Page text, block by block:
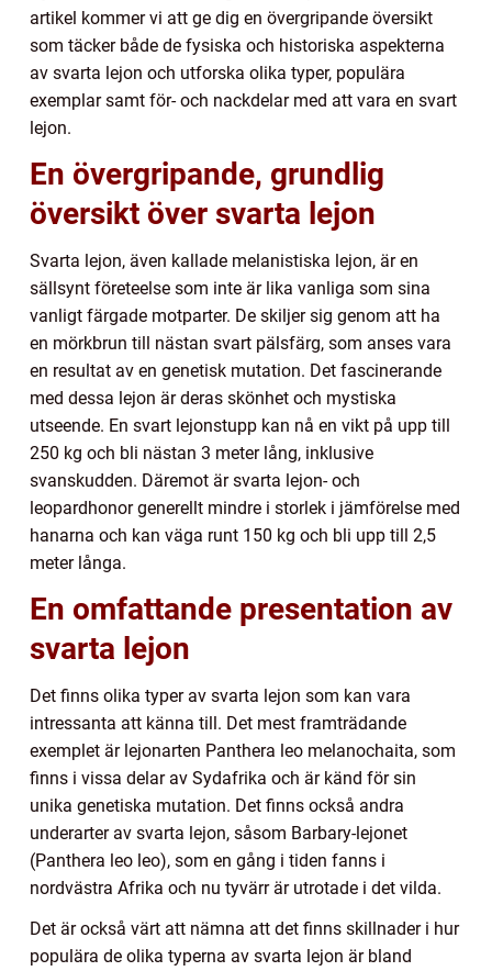
artikel kommer vi att ge dig en övergripande översikt
som täcker både de fysiska och historiska aspekterna
av svarta lejon och utforska olika typer, populära
exemplar samt för- och nackdelar med att vara en svart
lejon.
En övergripande, grundlig
översikt över svarta lejon
Svarta lejon, även kallade melanistiska lejon, är en
sällsynt företeelse som inte är lika vanliga som sina
vanligt färgade motparter. De skiljer sig genom att ha
en mörkbrun till nästan svart pälsfärg, som anses vara
en resultat av en genetisk mutation. Det fascinerande
med dessa lejon är deras skönhet och mystiska
utseende. En svart lejonstupp kan nå en vikt på upp till
250 kg och bli nästan 3 meter lång, inklusive
svanskudden. Däremot är svarta lejon- och
leopardhonor generellt mindre i storlek i jämförelse med
hanarna och kan väga runt 150 kg och bli upp till 2,5
meter långa.
En omfattande presentation av
svarta lejon
Det finns olika typer av svarta lejon som kan vara
intressanta att känna till. Det mest framträdande
exemplet är lejonarten Panthera leo melanochaita, som
finns i vissa delar av Sydafrika och är känd för sin
unika genetiska mutation. Det finns också andra
underarter av svarta lejon, såsom Barbary-lejonet
(Panthera leo leo), som en gång i tiden fanns i
nordvästra Afrika och nu tyvärr är utrotade i det vilda.
Det är också värt att nämna att det finns skillnader i hur
populära de olika typerna av svarta lejon är bland